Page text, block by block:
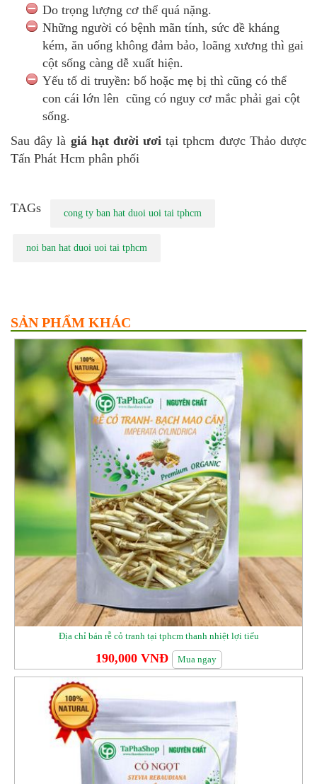
Do trọng lượng cơ thể quá nặng.
Những người có bệnh mãn tính, sức đề kháng
kém, ăn uống không đảm bảo, loãng xương thì gai
cột sống càng dễ xuất hiện.
Yếu tố di truyền: bố hoặc mẹ bị thì cũng có thể
con cái lớn lên cũng có nguy cơ mắc phải gai cột
sống.
Sau đây là giá hạt đười ươi tại tphcm được Thảo dược
Tấn Phát Hcm phân phối
TAGs cong ty ban hat duoi uoi tai tphcm
noi ban hat duoi uoi tai tphcm
SẢN PHẨM KHÁC
Địa chỉ bán rễ cỏ tranh tại tphcm thanh nhiệt lợi tiểu
190,000 VNĐ Mua ngay